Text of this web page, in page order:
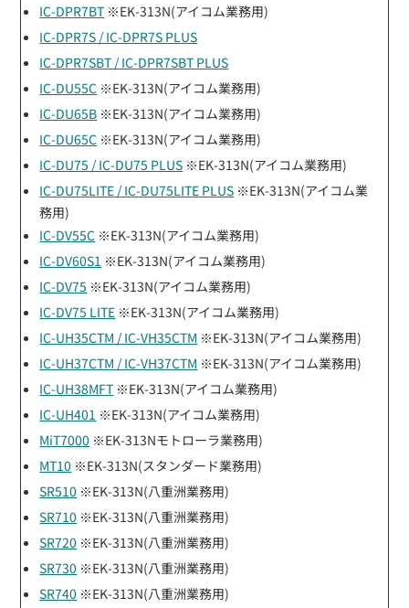
IC-DPR7BT ※EK-313N(アイコム業務用)
IC-DPR7S / IC-DPR7S PLUS
IC-DPR7SBT / IC-DPR7SBT PLUS
IC-DU55C ※EK-313N(アイコム業務用)
IC-DU65B ※EK-313N(アイコム業務用)
IC-DU65C ※EK-313N(アイコム業務用)
IC-DU75 / IC-DU75 PLUS ※EK-313N(アイコム業務用)
IC-DU75LITE / IC-DU75LITE PLUS ※EK-313N(アイコム業
務用)
IC-DV55C ※EK-313N(アイコム業務用)
IC-DV60S1 ※EK-313N(アイコム業務用)
IC-DV75 ※EK-313N(アイコム業務用)
IC-DV75 LITE ※EK-313N(アイコム業務用)
IC-UH35CTM / IC-VH35CTM ※EK-313N(アイコム業務用)
IC-UH37CTM / IC-VH37CTM ※EK-313N(アイコム業務用)
IC-UH38MFT ※EK-313N(アイコム業務用)
IC-UH401 ※EK-313N(アイコム業務用)
MiT7000 ※EK-313Nモトローラ業務用)
MT10 ※EK-313N(スタンダード業務用)
SR510 ※EK-313N(八重洲業務用)
SR710 ※EK-313N(八重洲業務用)
SR720 ※EK-313N(八重洲業務用)
SR730 ※EK-313N(八重洲業務用)
SR740 ※EK-313N(八重洲業務用)